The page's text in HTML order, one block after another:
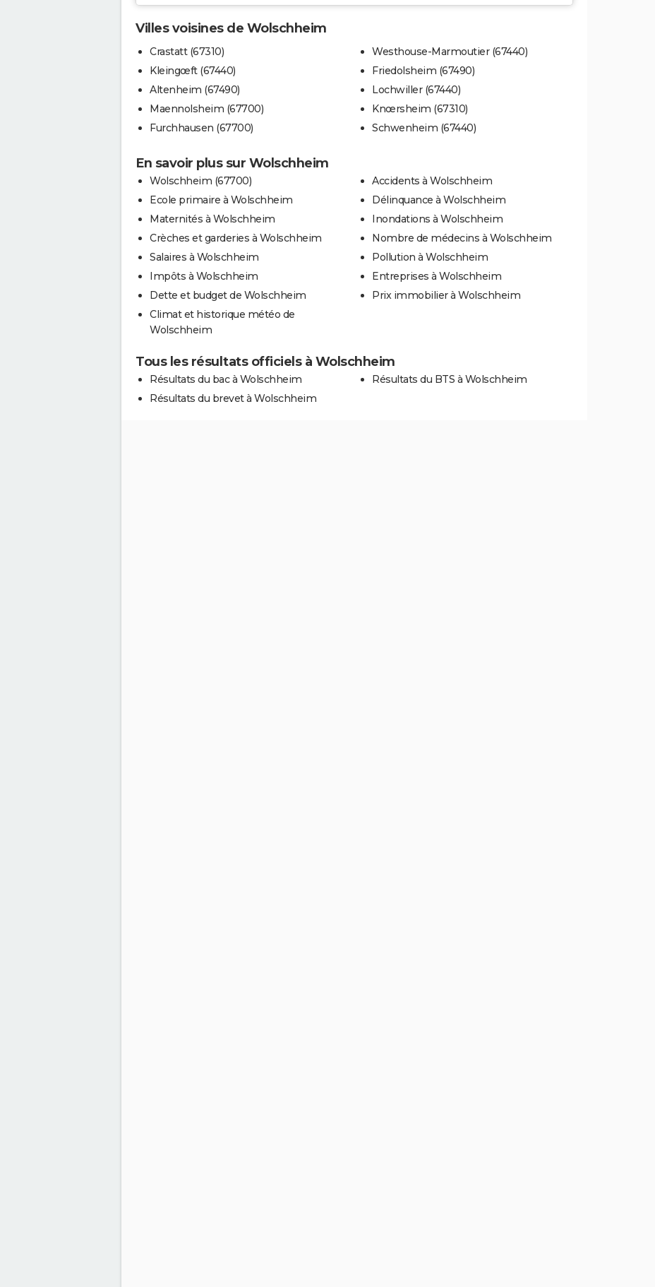
Villes voisines de Wolschheim
Crastatt (67310)
Kleingœft (67440)
Altenheim (67490)
Maennolsheim (67700)
Furchhausen (67700)
Westhouse-Marmoutier (67440)
Friedolsheim (67490)
Lochwiller (67440)
Knœrsheim (67310)
Schwenheim (67440)
En savoir plus sur Wolschheim
Wolschheim (67700)
Ecole primaire à Wolschheim
Maternités à Wolschheim
Crèches et garderies à Wolschheim
Salaires à Wolschheim
Impôts à Wolschheim
Dette et budget de Wolschheim
Climat et historique météo de
Wolschheim
Accidents à Wolschheim
Délinquance à Wolschheim
Inondations à Wolschheim
Nombre de médecins à Wolschheim
Pollution à Wolschheim
Entreprises à Wolschheim
Prix immobilier à Wolschheim
Tous les résultats officiels à Wolschheim
Résultats du bac à Wolschheim
Résultats du brevet à Wolschheim
Résultats du BTS à Wolschheim